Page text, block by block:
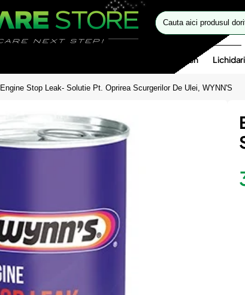
Cauta
aici
Oferte flash
Engine Stop Leak- Solutie Pt. Oprirea Scurgerilor De Ulei, WYNN'S